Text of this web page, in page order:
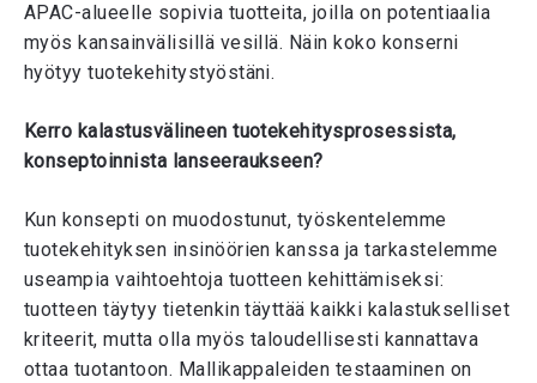
APAC-alueelle sopivia tuotteita, joilla on potentiaalia
myös kansainvälisillä vesillä. Näin koko konserni
hyötyy tuotekehitystyöstäni.
Kerro kalastusvälineen tuotekehitysprosessista,
konseptoinnista lanseeraukseen?
Kun konsepti on muodostunut, työskentelemme
tuotekehityksen insinöörien kanssa ja tarkastelemme
useampia vaihtoehtoja tuotteen kehittämiseksi:
tuotteen täytyy tietenkin täyttää kaikki kalastukselliset
kriteerit, mutta olla myös taloudellisesti kannattava
ottaa tuotantoon. Mallikappaleiden testaaminen on